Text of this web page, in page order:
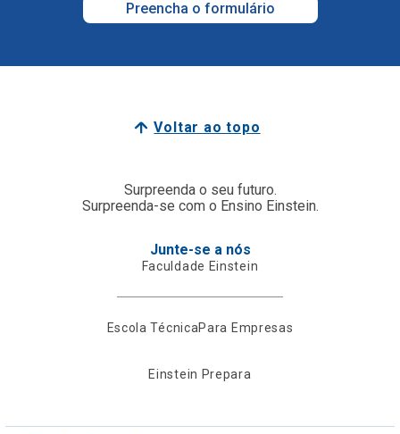
Preencha o formulário
Voltar ao topo
Surpreenda o seu futuro.
Surpreenda-se com o Ensino Einstein.
Junte-se a nós
Faculdade Einstein
Escola TécnicaPara Empresas
Einstein Prepara